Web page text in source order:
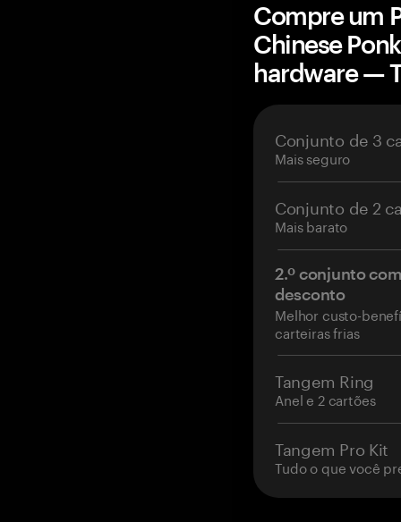
Compre um
Chinese
hardware —
Conjunto de 3
Mais seguro
Conjunto de 2
Mais barato
2.º conjunto
desconto
Melhor custo-
carteiras frias
Tangem Ring
Anel e 2 cartões
Tangem Pro Kit
Tudo o que você